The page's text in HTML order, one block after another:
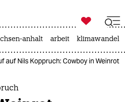
zahl ich
ich

taz zahl ich
anhalt arbeit klimawandel
auf Nils Koppruch: Cowboy in Weinrot